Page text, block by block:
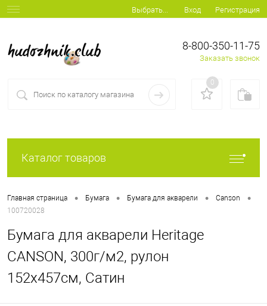
Выбрать... Вход Регистрация
8-800-350-11-75
Заказать звонок
0
Каталог товаров
Главная страница • Бумага • Бумага для акварели • Canson •
100720028
Бумага для акварели Heritage
CANSON, 300г/м2, рулон
152х457см, Сатин